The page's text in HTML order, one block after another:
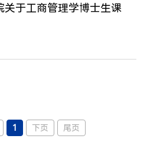
关于工商管理学博士生课
1 下页 尾页